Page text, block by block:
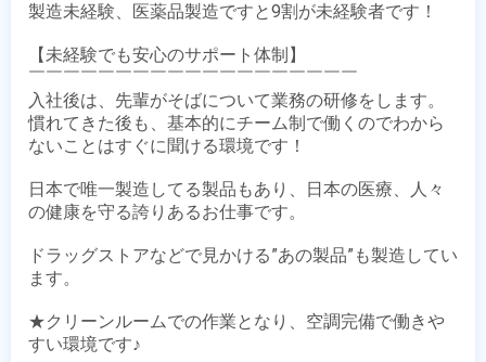
製造未経験、医薬品製造ですと9割が未経験者です！
【未経験でも安心のサポート体制】
￣￣￣￣￣￣￣￣￣￣￣￣￣￣￣￣￣￣￣
入社後は、先輩がそばについて業務の研修をします。
慣れてきた後も、基本的にチーム制で働くのでわから
ないことはすぐに聞ける環境です！
日本で唯一製造してる製品もあり、日本の医療、人々
の健康を守る誇りあるお仕事です。
ドラッグストアなどで見かける”あの製品”も製造してい
ます。
★クリーンルームでの作業となり、空調完備で働きや
すい環境です♪